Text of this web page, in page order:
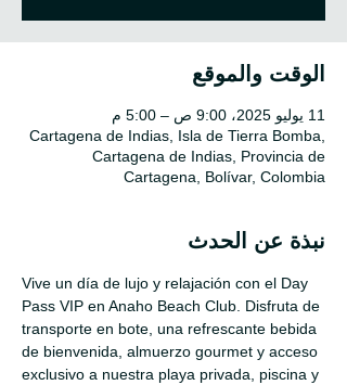
الوقت والموقع
11 يوليو 2025، 9:00 ص – 5:00 م
Cartagena de Indias, Isla de Tierra Bomba,
Cartagena de Indias, Provincia de
Cartagena, Bolívar, Colombia
نبذة عن الحدث
Vive un día de lujo y relajación con el Day
Pass VIP en Anaho Beach Club. Disfruta de
transporte en bote, una refrescante bebida
de bienvenida, almuerzo gourmet y acceso
exclusivo a nuestra playa privada, piscina y